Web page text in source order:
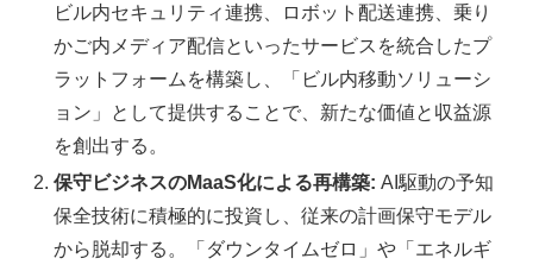
ビル内セキュリティ連携、ロボット配送連携、乗り
かご内メディア配信といったサービスを統合したプ
ラットフォームを構築し、「ビル内移動ソリューシ
ョン」として提供することで、新たな価値と収益源
を創出する。
保守ビジネスのMaaS化による再構築: AI駆動の予知
保全技術に積極的に投資し、従来の計画保守モデル
から脱却する。「ダウンタイムゼロ」や「エネルギ